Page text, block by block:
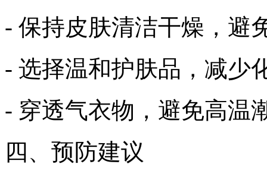
- 保持皮肤清洁干燥，避
- 选择温和护肤品，减少
- 穿透气衣物，避免高温
四、预防建议